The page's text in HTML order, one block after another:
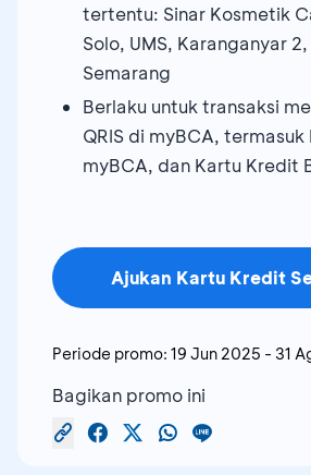
tertentu: Sinar Kosmetik
Solo, UMS, Karanganyar
Semarang
Berlaku untuk transaksi
QRIS di myBCA,
myBCA, dan Kartu Kredit
Ajukan Kartu Kredit
Periode promo: 19 Jun 2025 - 31
Bagikan promo ini